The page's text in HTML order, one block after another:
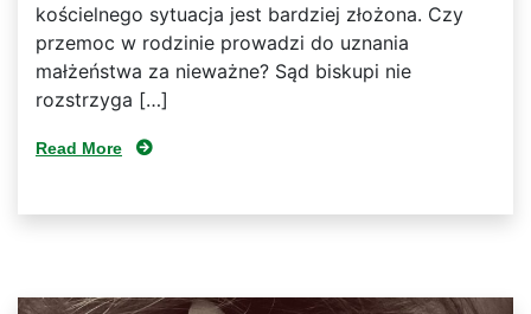
kościelnego sytuacja jest bardziej złożona. Czy
przemoc w rodzinie prowadzi do uznania
małżeństwa za nieważne? Sąd biskupi nie
rozstrzyga […]
Read More